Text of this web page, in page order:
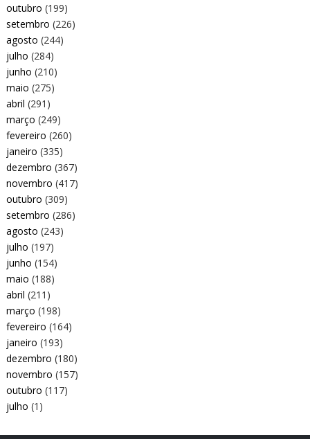
outubro (199)
setembro (226)
agosto (244)
julho (284)
junho (210)
maio (275)
abril (291)
março (249)
fevereiro (260)
janeiro (335)
dezembro (367)
novembro (417)
outubro (309)
setembro (286)
agosto (243)
julho (197)
junho (154)
maio (188)
abril (211)
março (198)
fevereiro (164)
janeiro (193)
dezembro (180)
novembro (157)
outubro (117)
julho (1)